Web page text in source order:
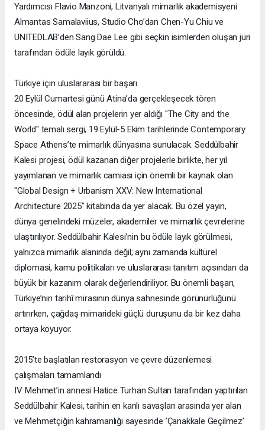
Yardımcısı Flavio Manzoni, Litvanyalı mimarlık akademisyeni
Almantas Samalaviius, Studio Cho’dan Chen-Yu Chiu ve
UNITEDLAB’den Sang Dae Lee gibi seçkin isimlerden oluşan jüri
tarafından ödüle layık görüldü.
Türkiye için uluslararası bir başarı
20 Eylül Cumartesi günü Atina’da gerçekleşecek tören
öncesinde, ödül alan projelerin yer aldığı "The City and the
World" temalı sergi, 19 Eylül-5 Ekim tarihlerinde Contemporary
Space Athens’te mimarlık dünyasına sunulacak. Seddülbahir
Kalesi projesi, ödül kazanan diğer projelerle birlikte, her yıl
yayımlanan ve mimarlık camiası için önemli bir kaynak olan
"Global Design + Urbanism XXV: New International
Architecture 2025" kitabında da yer alacak. Bu özel yayın,
dünya genelindeki müzeler, akademiler ve mimarlık çevrelerine
ulaştırılıyor. Seddülbahir Kalesi’nin bu ödüle layık görülmesi,
yalnızca mimarlık alanında değil; aynı zamanda kültürel
diplomasi, kamu politikaları ve uluslararası tanıtım açısından da
büyük bir kazanım olarak değerlendiriliyor. Bu önemli başarı,
Türkiye’nin tarihî mirasının dünya sahnesinde görünürlüğünü
artırırken, çağdaş mimarideki güçlü duruşunu da bir kez daha
ortaya koyuyor.
2015’te başlatılan restorasyon ve çevre düzenlemesi
çalışmaları tamamlandı
IV. Mehmet’in annesi Hatice Turhan Sultan tarafından yaptırılan
Seddülbahir Kalesi, tarihin en kanlı savaşları arasında yer alan
ve Mehmetçiğin kahramanlığı sayesinde ’Çanakkale Geçilmez’